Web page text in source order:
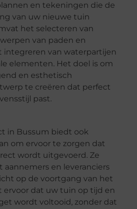
en tekeningen die de
van uw nieuwe tuin
het selecteren van
van paden en
integreren van waterpartijen
elementen. Het doel is om
en esthetisch
te creëren dat perfect
past.
in Bussum biedt ook
om ervoor te zorgen dat
wordt uitgevoerd. Ze
aannemers en leveranciers
op de voortgang van het
ervoor dat uw tuin op tijd en
wordt voltooid, zonder dat